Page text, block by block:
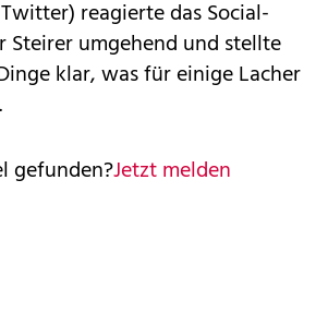
reagierte das Social-
Steirer umgehend und stellte
klar, was für einige Lacher
gefunden?Jetzt melden